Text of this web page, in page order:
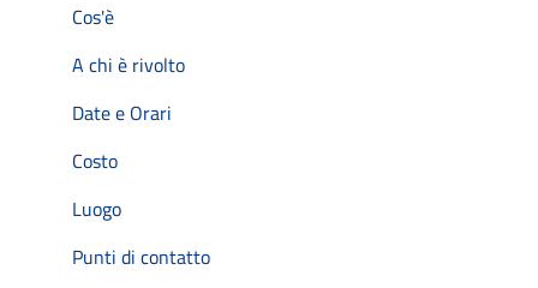
Cos'è
A chi è rivolto
Date e Orari
Costo
Luogo
Punti di contatto